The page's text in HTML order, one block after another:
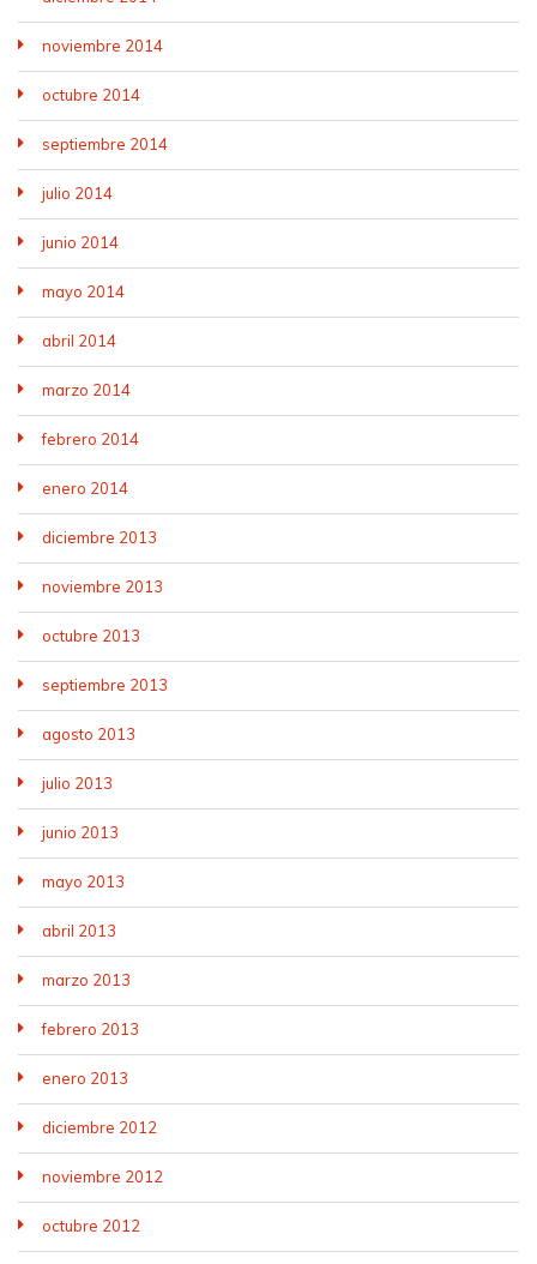
noviembre 2014
octubre 2014
septiembre 2014
julio 2014
junio 2014
mayo 2014
abril 2014
marzo 2014
febrero 2014
enero 2014
diciembre 2013
noviembre 2013
octubre 2013
septiembre 2013
agosto 2013
julio 2013
junio 2013
mayo 2013
abril 2013
marzo 2013
febrero 2013
enero 2013
diciembre 2012
noviembre 2012
octubre 2012